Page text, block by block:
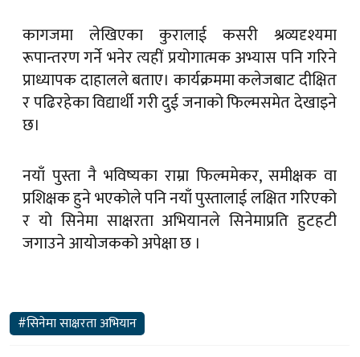
कागजमा लेखिएका कुरालाई कसरी श्रव्यदृश्यमा
रूपान्तरण गर्ने भनेर त्यहीं प्रयोगात्मक अभ्यास पनि गरिने
प्राध्यापक दाहालले बताए। कार्यक्रममा कलेजबाट दीक्षित
र पढिरहेका विद्यार्थी गरी दुई जनाको फिल्मसमेत देखाइने
छ।
नयाँ पुस्ता नै भविष्यका राम्रा फिल्ममेकर, समीक्षक वा
प्रशिक्षक हुने भएकोले पनि नयाँ पुस्तालाई लक्षित गरिएको
र यो सिनेमा साक्षरता अभियानले सिनेमाप्रति हुटहटी
जगाउने आयोजकको अपेक्षा छ ।
#सिनेमा साक्षरता अभियान